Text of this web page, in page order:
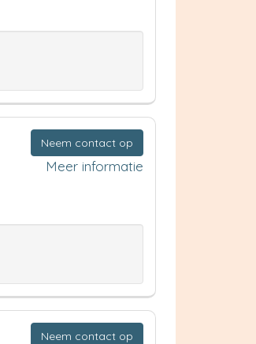
Neem contact op
Meer informatie
Neem contact op